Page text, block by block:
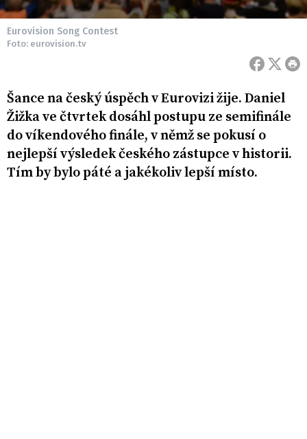
Eurovision Song Contest
Foto: eurovision.tv
Šance na český úspěch v Eurovizi žije. Daniel
Žižka ve čtvrtek dosáhl postupu ze semifinále
do víkendového finále, v němž se pokusí o
nejlepší výsledek českého zástupce v historii.
Tím by bylo páté a jakékoliv lepší místo.